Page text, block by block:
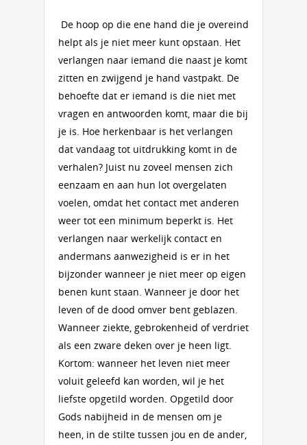
De hoop op die ene hand die je overeind
helpt als je niet meer kunt opstaan. Het
verlangen naar iemand die naast je komt
zitten en zwijgend je hand vastpakt. De
behoefte dat er iemand is die niet met
vragen en antwoorden komt, maar die bij
je is. Hoe herkenbaar is het verlangen
dat vandaag tot uitdrukking komt in de
verhalen? Juist nu zoveel mensen zich
eenzaam en aan hun lot overgelaten
voelen, omdat het contact met anderen
weer tot een minimum beperkt is. Het
verlangen naar werkelijk contact en
andermans aanwezigheid is er in het
bijzonder wanneer je niet meer op eigen
benen kunt staan. Wanneer je door het
leven of de dood omver bent geblazen.
Wanneer ziekte, gebrokenheid of verdriet
als een zware deken over je heen ligt.
Kortom: wanneer het leven niet meer
voluit geleefd kan worden, wil je het
liefste opgetild worden. Opgetild door
Gods nabijheid in de mensen om je
heen, in de stilte tussen jou en de ander,